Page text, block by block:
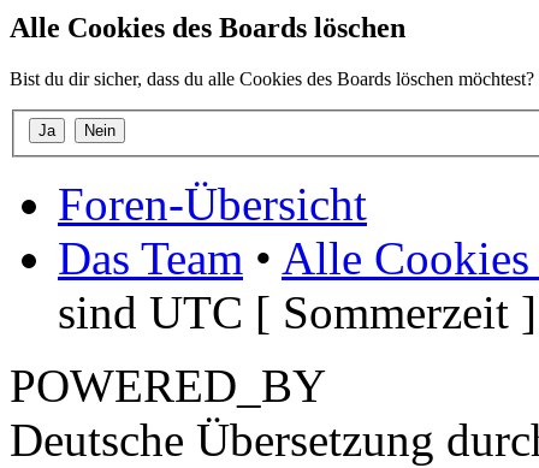
Alle Cookies des Boards löschen
Bist du dir sicher, dass du alle Cookies des Boards löschen möchtest?
Foren-Übersicht
Das Team • Alle Cookies
sind UTC [ Sommerzeit ]
POWERED_BY
Deutsche Übersetzung